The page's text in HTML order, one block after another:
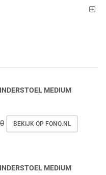
MEDIUM
BEKIJK OP FONQ.NL
MEDIUM